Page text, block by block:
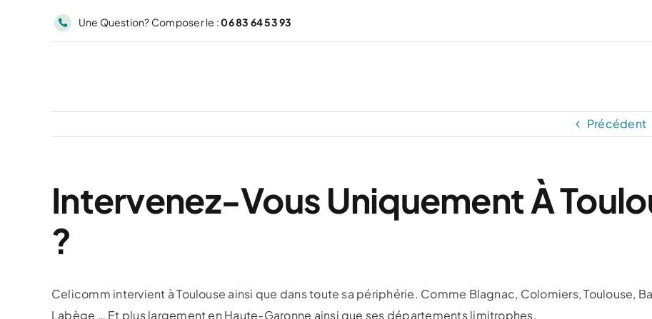
Une Question? Composer le :06 83 64 53 93
Précédent
Intervenez-Vous Uniquement À
?
Celicomm intervient à Toulouse ainsi que dans toute sa périphérie. Comme Blagnac, Colomiers, Toulouse,
Labège … Et plus largement en Haute-Garonne ainsi que ses départements limitrophes.